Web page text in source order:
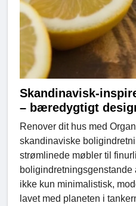
Skandinavisk-
– bæredygtigt
Renover dit hus med
skandinaviske
strømlinede møbler til
ikke kun minimalistisk,
lavet med planeten i